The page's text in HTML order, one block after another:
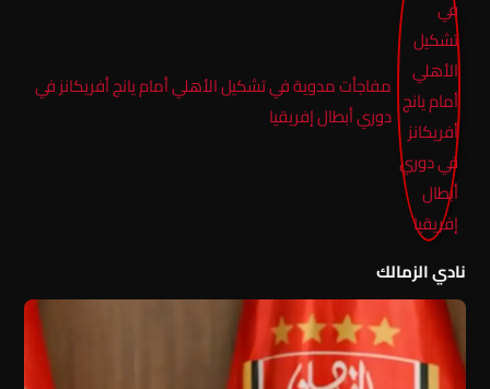
مفاجأت مدوية في تشكيل الأهلي أمام يانج أفريكانز في
دوري أبطال إفريقيا
نادي الزمالك